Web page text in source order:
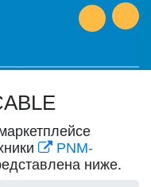
PNM-
ниже.